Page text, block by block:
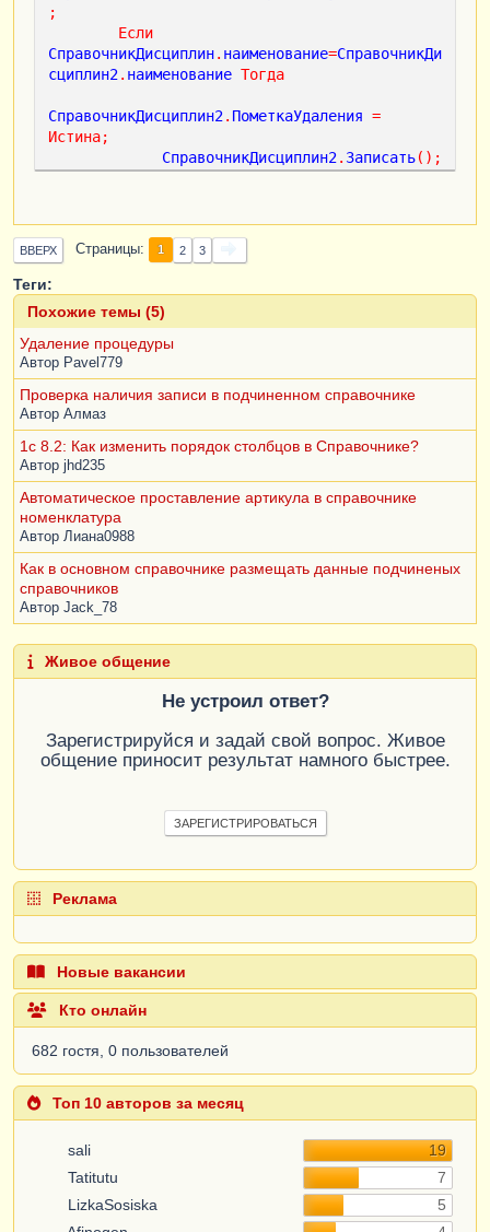
;
Если
СправочникДисциплин. наименование=СправочникДи
сциплин2. наименование Тогда
СправочникДисциплин2. ПометкаУдаления =
Истина;
СправочникДисциплин2. Записать();
конецЕсли;
КонецЦикла;
ВВЕРХ Страницы 1 2 3
Теги:
Похожие темы (5)
Удаление процедуры
Автор Pavel779
Проверка наличия записи в подчиненном справочнике
Автор Алмаз
1c 8.2: Как изменить порядок столбцов в Справочнике?
Автор jhd235
Автоматическое проставление артикула в справочнике
номенклатура
Автор Лиана0988
Как в основном справочнике размещать данные подчиненых
справочников
Автор Jack_78
Живое общение
Не устроил ответ?
Зарегистрируйся и задай свой вопрос. Живое
общение приносит результат намного быстрее.
ЗАРЕГИСТРИРОВАТЬСЯ
Реклама
Новые вакансии
Кто онлайн
682 гостя, 0 пользователей
Топ 10 авторов за месяц
sali
19
Tatitutu
7
LizkaSosiska
5